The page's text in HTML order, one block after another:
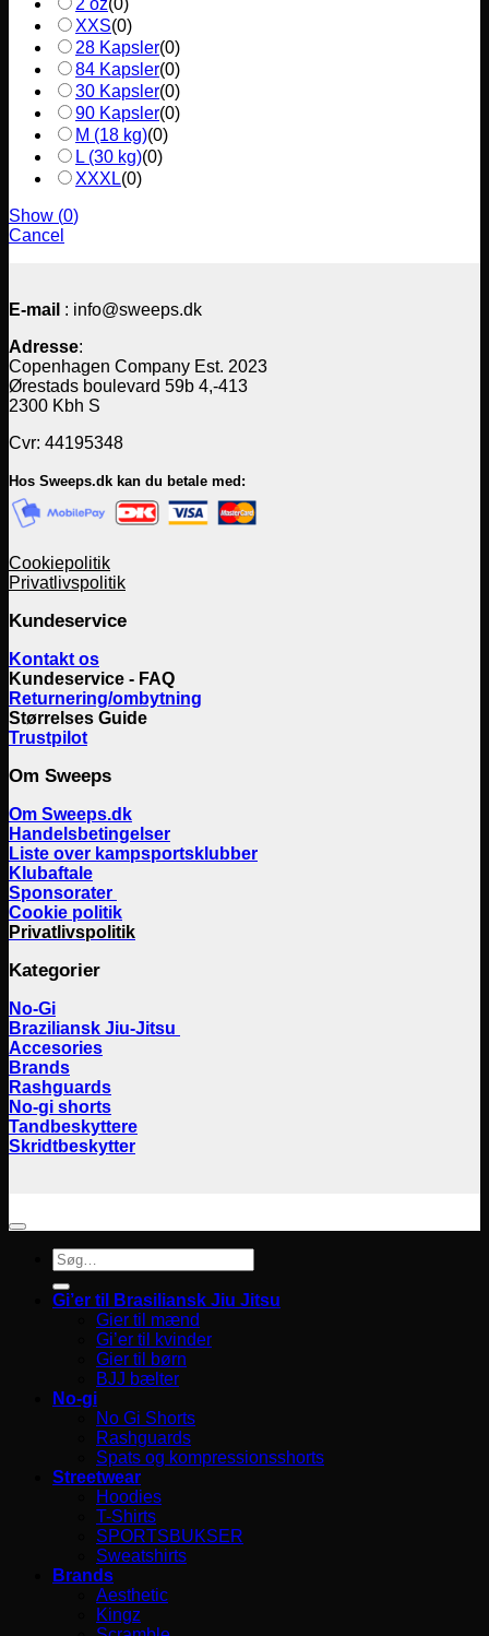
XXS(0)
28 Kapsler(0)
84 Kapsler(0)
30 Kapsler(0)
90 Kapsler(0)
M (18 kg)(0)
L (30 kg)(0)
XXXL(0)
Show (0)
Cancel
E-mail : info@sweeps.dk
Adresse:
Copenhagen Company Est. 2023
Ørestads boulevard 59b 4,-413
2300 Kbh S
Cvr: 44195348
Hos Sweeps.dk kan du betale med:
Cookiepolitik
Privatlivspolitik
Kundeservice
Kontakt os
Kundeservice - FAQ
Returnering/ombytning
Størrelses Guide
Trustpilot
Om Sweeps
Om Sweeps.dk
Handelsbetingelser
Liste over kampsportsklubber
Klubaftale
Sponsorater
Cookie politik
Privatlivspolitik
Kategorier
No-Gi
Braziliansk Jiu-Jitsu
Accesories
Brands
Rashguards
No-gi shorts
Tandbeskyttere
Skridtbeskytter
Søg
efter:
Gi’er til Brasiliansk Jiu Jitsu
Gier til mænd
Gi’er til kvinder
Gier til børn
BJJ bælter
No-gi
No Gi Shorts
Rashguards
Spats og kompressionsshorts
Streetwear
Hoodies
T-Shirts
SPORTSBUKSER
Sweatshirts
Brands
Aesthetic
Kingz